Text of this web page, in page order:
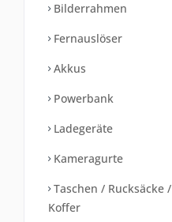
Bilderrahmen
Fernauslöser
Akkus
Powerbank
Ladegeräte
Kameragurte
Taschen / Rucksäcke /
Koffer